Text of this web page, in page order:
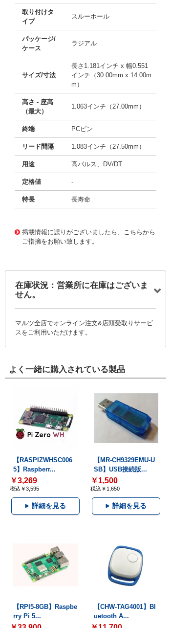
取り付けタ
イプ
スルーホール
パッケージ/
ケース
ラジアル
サイズ/寸法
長さ1.181インチ x 幅0.551
インチ（30.00mm x 14.00m
m）
高さ - 座高
（最大）
1.063インチ（27.00mm）
終端 PCピン
リード間隔 1.083インチ（27.50mm）
用途 高パルス、DV/DT
定格値 -
特長 長寿命
掲載情報に誤りがございましたら、こちらから
ご指摘をお願い致します。
在庫状況：営業所に在庫はございま
せん。
マルツ全店でオンライン注文&店頭受取りサービ
スをご利用いただけます。
よく一緒に購入されている製品
【RASPIZWHSC006
5】Raspberr...
￥3,269
税込￥3,595
詳細を見る
【MR-CH9329EMU-U
SB】USB接続版...
￥1,500
税込￥1,650
詳細を見る
【RPI5-8GB】Raspbe
rry Pi 5...
【CHW-TAG4001】Bl
uetooth A...